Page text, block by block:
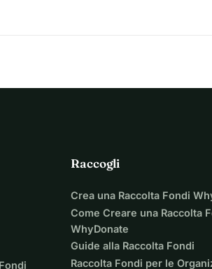
Raccogli
Crea una Raccolta Fondi
Come Creare una Raccolta
WhyDonate
Guide alla Raccolta Fondi
Raccolta Fondi per le